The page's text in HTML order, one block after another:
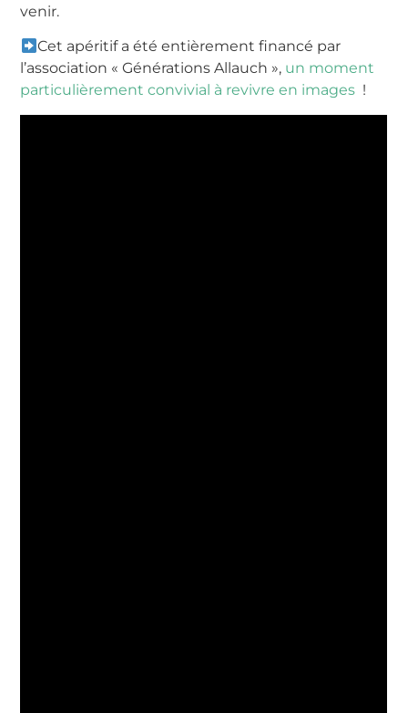
venir.
Cet apéritif a été entièrement financé par
l’association « Générations Allauch », un moment
particulièrement convivial à revivre en images !